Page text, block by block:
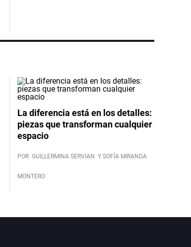
La diferencia está en los detalles:
piezas que transforman cualquier
espacio
POR GUILLERMINA SERVIAN Y SOFÍA MIRANDA
MONTERO